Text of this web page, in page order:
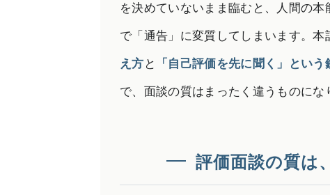
を決めていないまま臨むと、人間の
で「通告」に変質してしまいます。
え方 と 「自己評価を先に聞く」という
で、面談の質はまったく違うものにな
評価面談の質は